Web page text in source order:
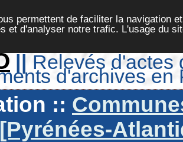
permettent de faciliter la navigation
et d'analyser notre trafic. L'usage du
|| Relevés d'actes
d'archives en
::